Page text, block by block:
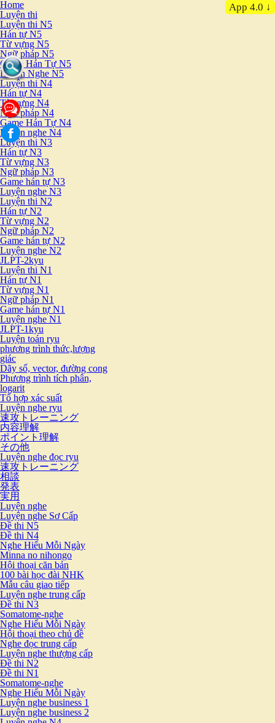
Home
Luyện thi
Luyện thi N5
Hán tự N5
Từ vựng N5
Ngữ pháp N5
Game Hán Tự N5
Luyện Nghe N5
Luyện thi N4
Hán tự N4
Từ vựng N4
Ngữ pháp N4
Game Hán Tự N4
Luyện nghe N4
Luyện thi N3
Hán tự N3
Từ vựng N3
Ngữ pháp N3
Game hán tự N3
Luyện nghe N3
Luyện thi N2
Hán tự N2
Từ vựng N2
Ngữ pháp N2
Game hán tự N2
Luyện nghe N2
JLPT-2kyu
Luyện thi N1
Hán tự N1
Từ vựng N1
Ngữ pháp N1
Game hán tự N1
Luyện nghe N1
JLPT-1kyu
Luyện toán ryu
phương trình thức,lượng
giác
Dãy số, vector, đường cong
Phương trình tích phân,
logarit
Tổ hợp xác suất
Luyện nghe ryu
速攻トレーニング
内容理解
ポイント理解
その他
Luyện nghe đọc ryu
速攻トレーニング
相談
発表
実用
Luyện nghe
Luyện nghe Sơ Cấp
Đề thi N5
Đề thi N4
Nghe Hiểu Mỗi Ngày
Minna no nihongo
Hội thoại căn bản
100 bài học đài NHK
Mẫu câu giao tiếp
Luyện nghe trung cấp
Đề thi N3
Somatome-nghe
Nghe Hiểu Mỗi Ngày
Hội thoại theo chủ đề
Nghe đọc trung cấp
Luyện nghe thượng cấp
Đề thi N2
Đề thi N1
Somatome-nghe
Nghe Hiểu Mỗi Ngày
Luyện nghe business 1
Luyện nghe business 2
App 4.0 ↓